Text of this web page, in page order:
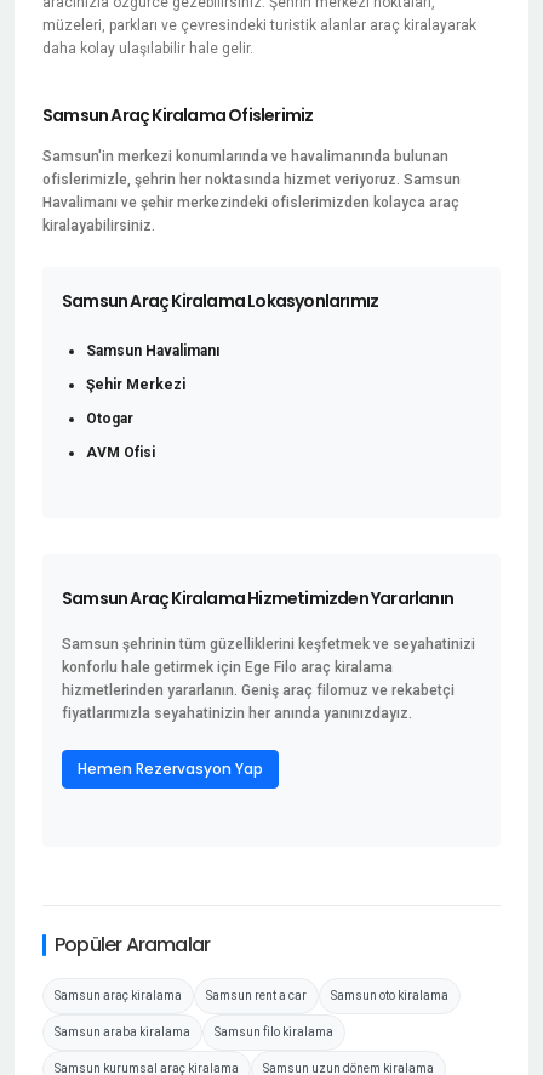
müzeleri, parkları ve çevresindeki turistik alanlar araç kiralayarak
daha kolay ulaşılabilir hale gelir.
Samsun Araç Kiralama Ofislerimiz
Samsun'in merkezi konumlarında ve havalimanında bulunan
ofislerimizle, şehrin her noktasında hizmet veriyoruz. Samsun
Havalimanı ve şehir merkezindeki ofislerimizden kolayca araç
kiralayabilirsiniz.
Samsun Araç Kiralama Lokasyonlarımız
Samsun Havalimanı
Şehir Merkezi
Otogar
AVM Ofisi
Samsun Araç Kiralama Hizmetimizden Yararlanın
Samsun şehrinin tüm güzelliklerini keşfetmek ve seyahatinizi
konforlu hale getirmek için Ege Filo araç kiralama
hizmetlerinden yararlanın. Geniş araç filomuz ve rekabetçi
fiyatlarımızla seyahatinizin her anında yanınızdayız.
Hemen Rezervasyon Yap
Popüler Aramalar
Samsun araç kiralama Samsun rent a car Samsun oto kiralama
Samsun araba kiralama Samsun filo kiralama
Samsun kurumsal araç kiralama Samsun uzun dönem kiralama